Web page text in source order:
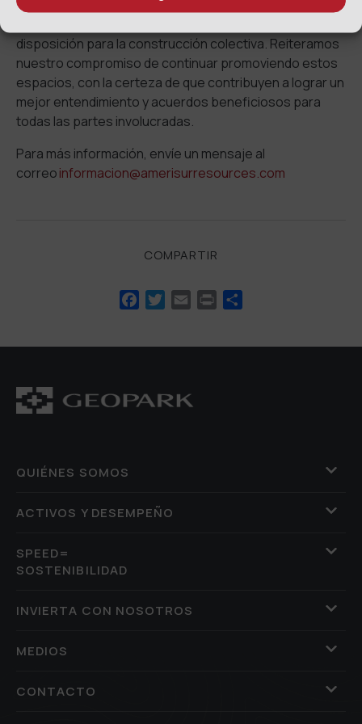
disposición para la construcción colectiva. Reiteramos
nuestro compromiso de continuar promoviendo estos
espacios, con la certeza de que contribuyen a lograr un
mejor entendimiento y acuerdos beneficiosos para
todas las partes involucradas.
Para más información, envíe un mensaje al
correoinformacion@amerisurresources.com
COMPARTIR
Facebook
Twitter
Email Print
QUIÉNES SOMOS
ACTIVOS Y DESEMPEÑO
SPEED=
SOSTENIBILIDAD
INVIERTA CON NOSOTROS
MEDIOS
CONTACTO